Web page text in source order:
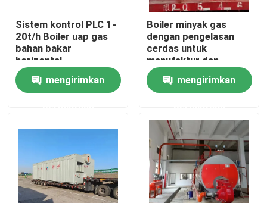
Kontrol kualitas
Hubungi kami
Permintaan Penawaran
Ketel Minyak Gas
Sistem kontrol PLC 1-
20t/h Boiler uap gas
bahan bakar
horizontal
mengirimkan
Boiler minyak gas
dengan pengelasan
cerdas untuk
manufaktur dan
jaminan yang tepat
mengirimkan